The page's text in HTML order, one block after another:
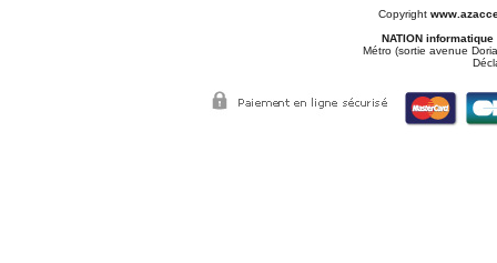
Copyright
NATION informatique
Métro (sortie avenue